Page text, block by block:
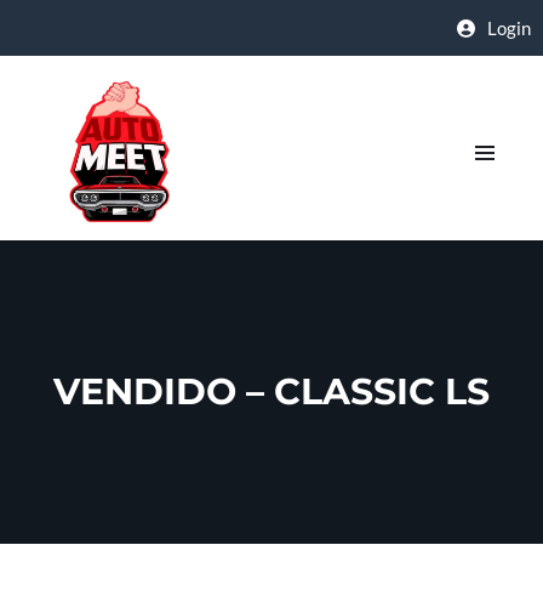
Login
VENDIDO – CLASSIC LS